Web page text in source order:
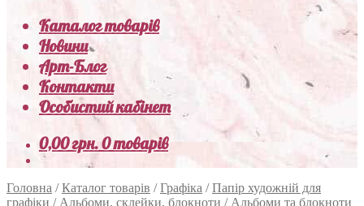
Каталог товарів
Новини
Арт-Блог
Контакти
Особистий кабінет
0,00грн.0 товарів
Головна /Каталог товарів /Графіка /Папір художній для
графіки / Альбоми, склейки, блокноти / Альбоми та блокноти